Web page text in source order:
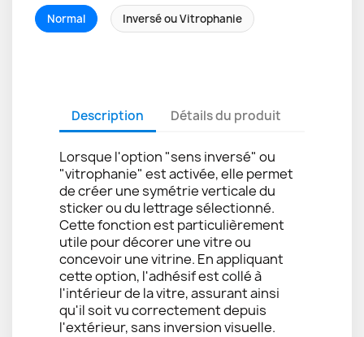
Normal
Inversé ou Vitrophanie
Description Détails du produit
Lorsque l'option "sens inversé" ou
"vitrophanie" est activée, elle permet
de créer une symétrie verticale du
sticker ou du lettrage sélectionné.
Cette fonction est particulièrement
utile pour décorer une vitre ou
concevoir une vitrine. En appliquant
cette option, l'adhésif est collé à
l'intérieur de la vitre, assurant ainsi
qu'il soit vu correctement depuis
l'extérieur, sans inversion visuelle.